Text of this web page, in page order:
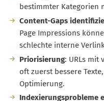
bestimmter Kategorien
Content-Gaps
Page Impressions
schlechte interne
Priorisierung: URLs mit
oft zuerst bessere
Optimierung.
Indexierungsprobleme